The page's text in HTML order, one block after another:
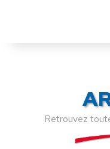
Retrouvez